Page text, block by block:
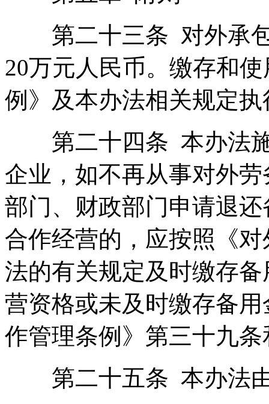
第二十三条 对外承包
20万元人民币。缴存和
例》及本办法相关规定执
第二十四条 本办法施
企业，如不再从事对外
部门、财政部门申请退
合作经营的，应按照《
法的有关规定及时缴存
营资格或未及时缴存备
作管理条例》第三十九
第二十五条 本办法由